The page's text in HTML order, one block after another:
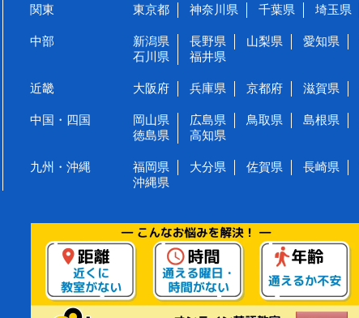
関東 東京都 神奈川県 千葉県 埼玉県
中部 新潟県 長野県 山梨県 愛知県
石川県
福井県
近畿 大阪府 兵庫県 京都府 滋賀県
中国・四国 岡山県 広島県 鳥取県 島根県
徳島県
高知県
九州・沖縄 福岡県 大分県 佐賀県 長崎県
沖縄県